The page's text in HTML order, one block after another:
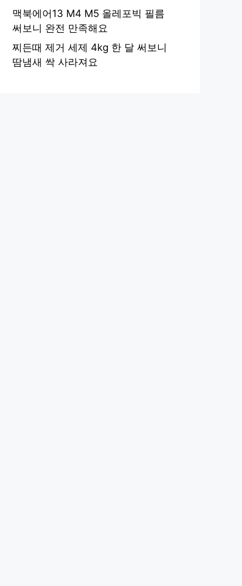
맥북에어13 M4 M5 올레포빅 필름
써보니 완전 만족해요
찌든때 제거 세제 4kg 한 달 써보니
땀냄새 싹 사라져요